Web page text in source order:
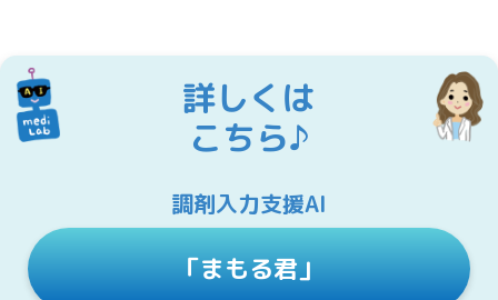
詳しくは
こちら♪
調剤入力支援AI
「まもる君」